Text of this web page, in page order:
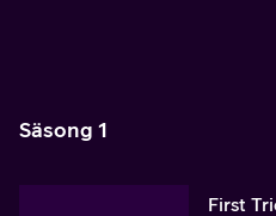
Säsong 1
First